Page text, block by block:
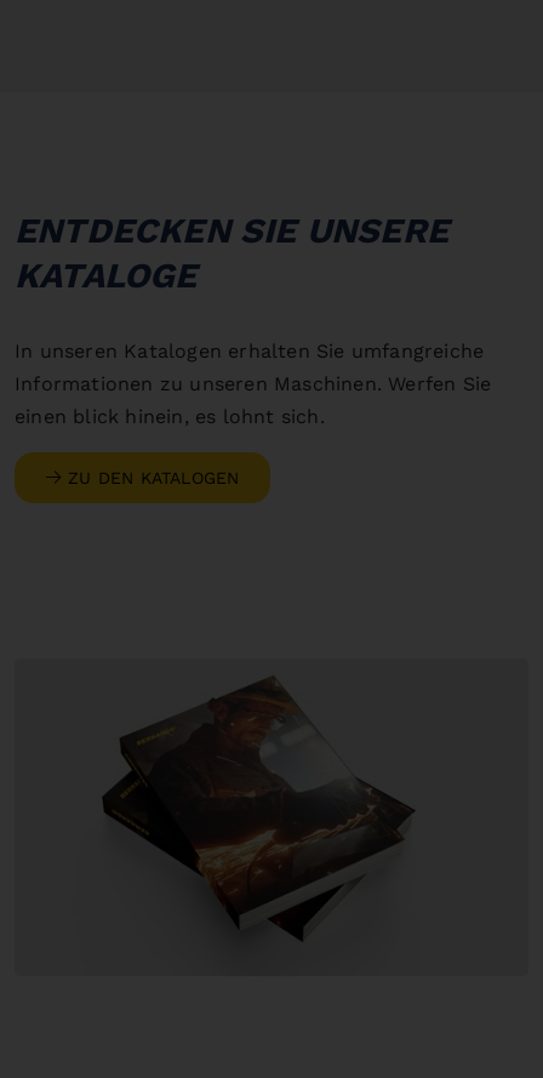
ENTDECKEN SIE UNSERE
KATALOGE
In unseren Katalogen erhalten Sie umfangreiche
Informationen zu unseren Maschinen. Werfen Sie
einen blick hinein, es lohnt sich.
ZU DEN KATALOGEN